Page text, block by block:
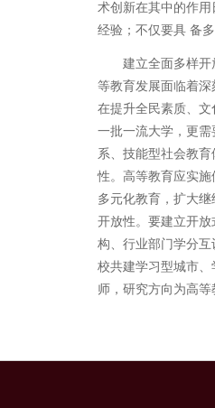
术创新在其中的作
经验；不仅要具 备
建立全面多样
等教育发展面临着
在提升全民素质、
一批一流大学，更
系、技能型社会教
性。高等教育应实施
多元化教育，扩大
开放性。要建立开
构、行业部门学分
校共建学习型城市
师，研究方向为高